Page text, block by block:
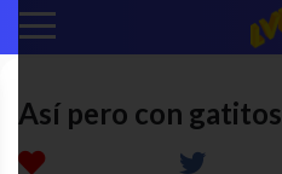
Así pero con gatitos